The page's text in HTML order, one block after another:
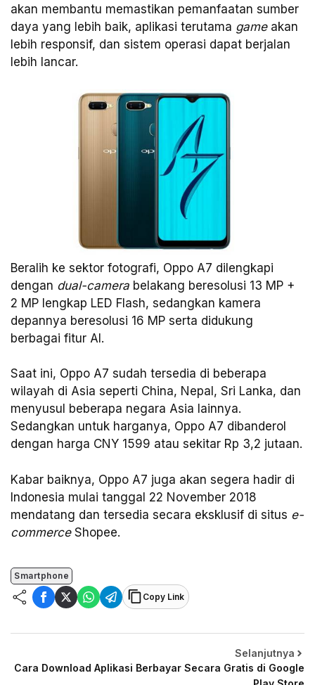
akan membantu memastikan pemanfaatan sumber
daya yang lebih baik, aplikasi terutama gameakan
lebih responsif, dan sistem operasi dapat berjalan
lebih lancar.
Beralih ke sektor fotografi, Oppo A7 dilengkapi
dengan dual-camera belakang beresolusi 13 MP +
2 MP lengkap LED Flash, sedangkan kamera
depannya beresolusi 16 MP serta didukung
berbagai fitur AI.
Saat ini, Oppo A7 sudah tersedia di beberapa
wilayah di Asia seperti China, Nepal, Sri Lanka, dan
menyusul beberapa negara Asia lainnya.
Sedangkan untuk harganya, Oppo A7 dibanderol
dengan harga CNY 1599 atau sekitar Rp 3,2 jutaan.
Kabar baiknya, Oppo A7 juga akan segera hadir di
Indonesia mulai tanggal 22 November 2018
mendatang dan tersedia secara eksklusif di situs e-
commerceShopee.
Smartphone
Copy Link
Selanjutnya
Cara Download Aplikasi Berbayar Secara Gratis di Google